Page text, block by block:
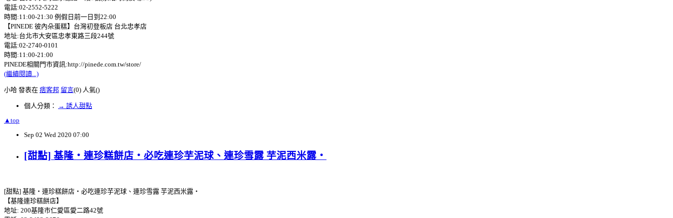
電話:02-2552-5222
時間:11:00-21:30 例假日前一日到22:00
【PINEDE 彼內朵蛋糕】台灣初登板店 台北忠孝店
地址:台北市大安區忠孝東路三段244號
電話:02-2740-0101
時間:11:00-21:00
PINEDE相關門市資訊:http://pinede.com.tw/store/
(繼續閱讀...)
小哈 發表在 痞客邦 留言(0) 人氣()
個人分類：
→ 誘人甜點
▲top
Sep 02 Wed 2020 07:00
[甜點] 基隆‧連珍糕餅店‧必吃連珍芋泥球、連珍雪露 芋泥西米露‧
[甜點] 基隆‧連珍糕餅店‧必吃連珍芋泥球、連珍雪露 芋泥西米露‧
【基隆連珍糕餅店】
地址: 200基隆市仁愛區愛二路42號